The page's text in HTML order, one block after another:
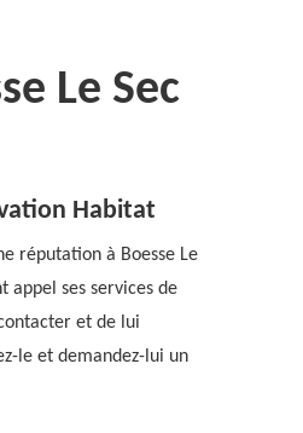
Le Sec
Habitat
réputation à Boesse Le
appel ses services de
et de lui
le et demandez-lui un